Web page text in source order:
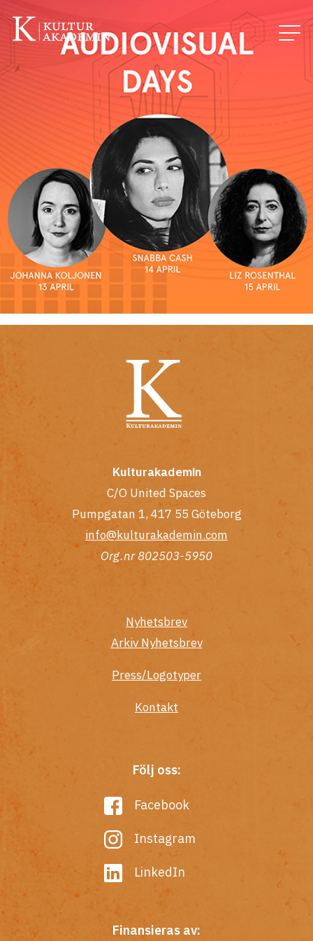
Kulturakademin
C/O United Spaces
Pumpgatan 1, 417 55 Göteborg
info@kulturakademin.com
Org.nr 802503-5950
Nyhetsbrev
Arkiv Nyhetsbrev
Press/Logotyper
Kontakt
Följ oss:
Facebook
Instagram
LinkedIn
Finansieras av: